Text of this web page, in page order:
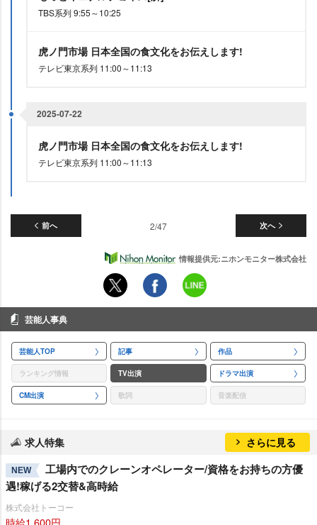
TBS系列 9:55～10:25
虎ノ門市場 日本全国の食文化をお伝えします!
テレビ東京系列 11:00～11:13
2025-07-22
虎ノ門市場 日本全国の食文化をお伝えします!
テレビ東京系列 11:00～11:13
前へ 次へ
2/47
情報提供元:ニホンモニター株式会社
芸能人事典
芸能人TOP 記事 作品
ランキング情報 TV出演 ドラマ出演
CM出演 歌詞 音楽配信
求人特集 さらに見る
NEW
工場内でのクレーンオペレーター/資格をお持ちの方優
遇!稼げる2交替&高時給
株式会社トーコー
時給1,600円